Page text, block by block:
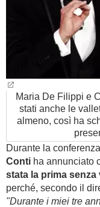
Maria De Filippi e
stati anche le
almeno, così ha
Durante la
Conti ha annunciato
stata la prima senza
perché, secondo il
"Durante i miei tre